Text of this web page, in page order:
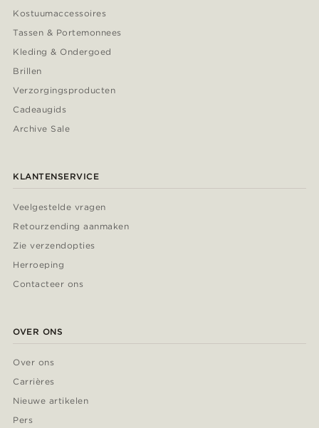
Kostuumaccessoires
Tassen & Portemonnees
Kleding & Ondergoed
Brillen
Verzorgingsproducten
Cadeaugids
Archive Sale
KLANTENSERVICE
Veelgestelde vragen
Retourzending aanmaken
Zie verzendopties
Herroeping
Contacteer ons
OVER ONS
Over ons
Carrières
Nieuwe artikelen
Pers